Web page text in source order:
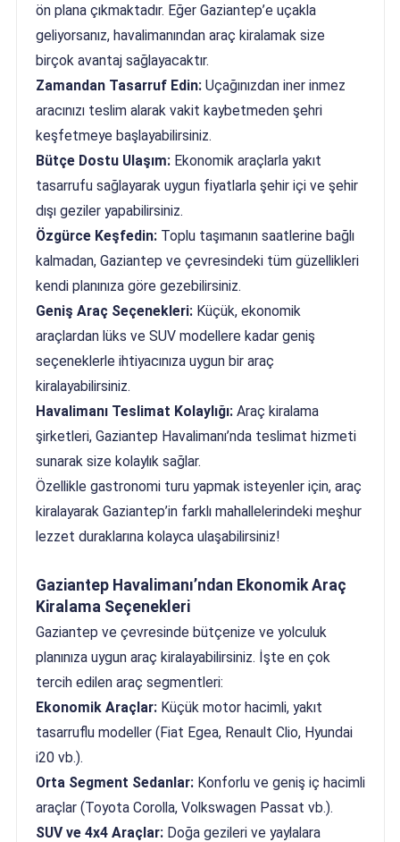
ön plana çıkmaktadır. Eğer Gaziantep’e uçakla
geliyorsanız, havalimanından araç kiralamak size
birçok avantaj sağlayacaktır.
Zamandan Tasarruf Edin:Uçağınızdan iner inmez
aracınızı teslim alarak vakit kaybetmeden şehri
keşfetmeye başlayabilirsiniz.
Bütçe Dostu Ulaşım:Ekonomik araçlarla yakıt
tasarrufu sağlayarak uygun fiyatlarla şehir içi ve şehir
dışı geziler yapabilirsiniz.
Özgürce Keşfedin:Toplu taşımanın saatlerine bağlı
kalmadan, Gaziantep ve çevresindeki tüm güzellikleri
kendi planınıza göre gezebilirsiniz.
Geniş Araç Seçenekleri:Küçük, ekonomik
araçlardan lüks ve SUV modellere kadar geniş
seçeneklerle ihtiyacınıza uygun bir araç
kiralayabilirsiniz.
Havalimanı Teslimat Kolaylığı:Araç kiralama
şirketleri, Gaziantep Havalimanı’nda teslimat hizmeti
sunarak size kolaylık sağlar.
Özellikle gastronomi turu yapmak isteyenler için, araç
kiralayarak Gaziantep’in farklı mahallelerindeki meşhur
lezzet duraklarına kolayca ulaşabilirsiniz!
Gaziantep Havalimanı’ndan Ekonomik Araç
Kiralama Seçenekleri
Gaziantep ve çevresinde bütçenize ve yolculuk
planınıza uygun araç kiralayabilirsiniz. İşte en çok
tercih edilen araç segmentleri:
Ekonomik Araçlar:Küçük motor hacimli, yakıt
tasarruflu modeller (Fiat Egea, Renault Clio, Hyundai
i20 vb.).
Orta Segment Sedanlar:Konforlu ve geniş iç hacimli
araçlar (Toyota Corolla, Volkswagen Passat vb.).
SUV ve 4x4 Araçlar:Doğa gezileri ve yaylalara